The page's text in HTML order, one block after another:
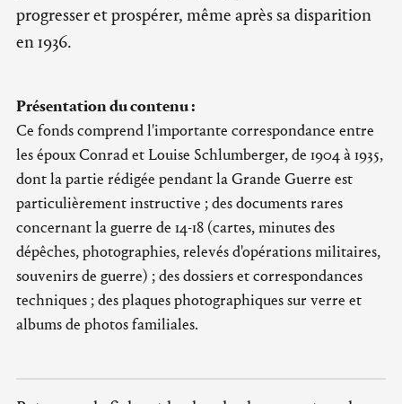
progresser et prospérer, même après sa disparition
en 1936.
Présentation du contenu :
Ce fonds comprend l'importante correspondance entre
les époux Conrad et Louise Schlumberger, de 1904 à 1935,
dont la partie rédigée pendant la Grande Guerre est
particulièrement instructive ; des documents rares
concernant la guerre de 14-18 (cartes, minutes des
dépêches, photographies, relevés d'opérations militaires,
souvenirs de guerre) ; des dossiers et correspondances
techniques ; des plaques photographiques sur verre et
albums de photos familiales.